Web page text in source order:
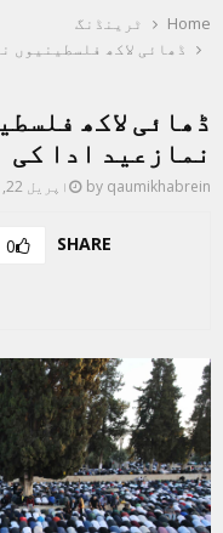
Home
ٹرینڈنگ
ڈھائی لاکھ فلسطینیوں
ڈھائی لاکھ
نمازعید ادا کی
by qaumikhabrein اپریل 22, 2023
SHARE
0